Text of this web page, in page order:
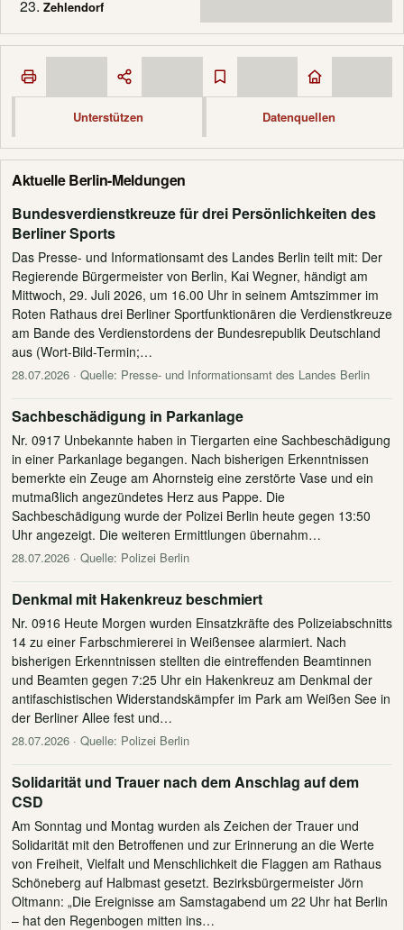
23. Zehlendorf
Unterstützen Datenquellen
Aktuelle Berlin-Meldungen
Bundesverdienstkreuze für drei Persönlichkeiten des
Berliner Sports
Das Presse- und Informationsamt des Landes Berlin teilt mit: Der
Regierende Bürgermeister von Berlin, Kai Wegner, händigt am
Mittwoch, 29. Juli 2026, um 16.00 Uhr in seinem Amtszimmer im
Roten Rathaus drei Berliner Sportfunktionären die Verdienstkreuze
am Bande des Verdienstordens der Bundesrepublik Deutschland
aus (Wort-Bild-Termin;…
28.07.2026 · Quelle: Presse- und Informationsamt des Landes Berlin
Sachbeschädigung in Parkanlage
Nr. 0917 Unbekannte haben in Tiergarten eine Sachbeschädigung
in einer Parkanlage begangen. Nach bisherigen Erkenntnissen
bemerkte ein Zeuge am Ahornsteig eine zerstörte Vase und ein
mutmaßlich angezündetes Herz aus Pappe. Die
Sachbeschädigung wurde der Polizei Berlin heute gegen 13:50
Uhr angezeigt. Die weiteren Ermittlungen übernahm…
28.07.2026 · Quelle: Polizei Berlin
Denkmal mit Hakenkreuz beschmiert
Nr. 0916 Heute Morgen wurden Einsatzkräfte des Polizeiabschnitts
14 zu einer Farbschmiererei in Weißensee alarmiert. Nach
bisherigen Erkenntnissen stellten die eintreffenden Beamtinnen
und Beamten gegen 7:25 Uhr ein Hakenkreuz am Denkmal der
antifaschistischen Widerstandskämpfer im Park am Weißen See in
der Berliner Allee fest und…
28.07.2026 · Quelle: Polizei Berlin
Solidarität und Trauer nach dem Anschlag auf dem
CSD
Am Sonntag und Montag wurden als Zeichen der Trauer und
Solidarität mit den Betroffenen und zur Erinnerung an die Werte
von Freiheit, Vielfalt und Menschlichkeit die Flaggen am Rathaus
Schöneberg auf Halbmast gesetzt. Bezirksbürgermeister Jörn
Oltmann: „Die Ereignisse am Samstagabend um 22 Uhr hat Berlin
– hat den Regenbogen mitten ins…